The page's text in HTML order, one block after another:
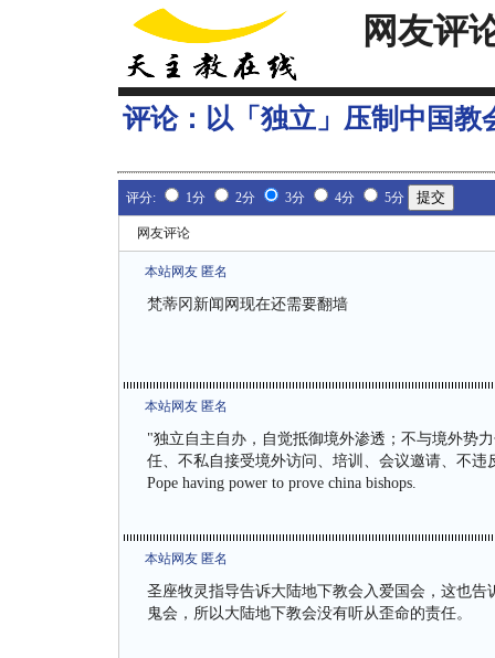
网友评
评论： 以「独立」压制中国教
评分: 1分 2分 3分 4分 5分
网友评论
本站网友 匿名
梵蒂冈新闻网现在还需要翻墙
本站网友 匿名
"独立自主自办，自觉抵御境外渗透；不与境外势
任、不私自接受境外访问、培训、会议邀请、不违
Pope having power to prove china bishops.
本站网友 匿名
圣座牧灵指导告诉大陆地下教会入爱国会，这也
鬼会，所以大陆地下教会没有听从歪命的责任。